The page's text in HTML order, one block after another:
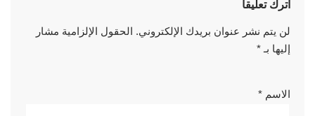
اترك تعليقاً
لن يتم نشر عنوان بريدك الإلكتروني. الحقول الإلزامية مشار
إليها بـ*
الاسم *